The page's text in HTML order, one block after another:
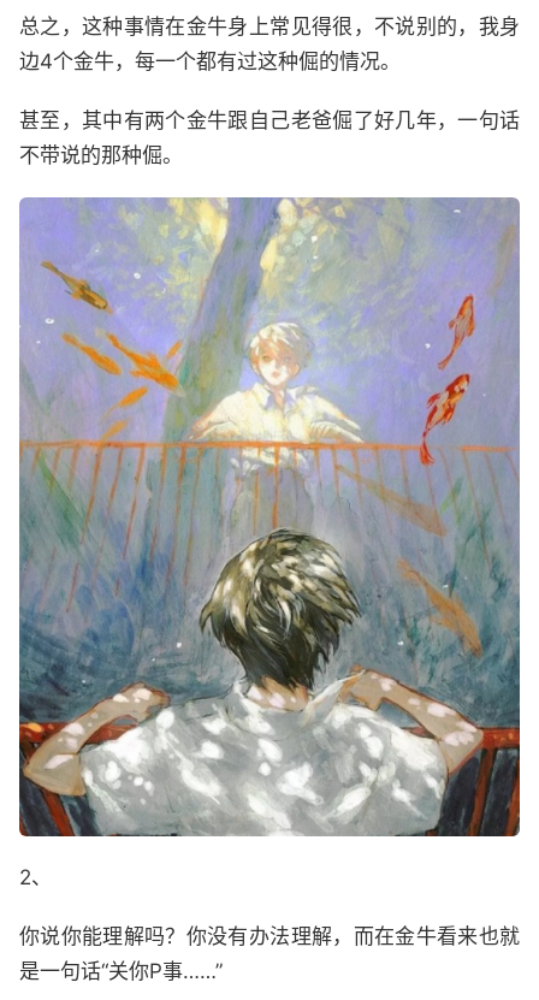
总之，这种事情在金牛身上常见得很，不说别的，我身
边4个金牛，每一个都有过这种倔的情况。
甚至，其中有两个金牛跟自己老爸倔了好几年，一句话
不带说的那种倔。
2、
你说你能理解吗？你没有办法理解，而在金牛看来也就
是一句话“关你P事……”